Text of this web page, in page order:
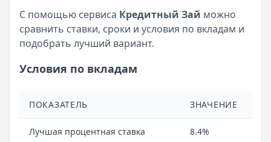
С помощью сервиса Кредитный Зай можно
сравнить ставки, сроки и условия по вкладам и
подобрать лучший вариант.
Условия по вкладам
ПОКАЗАТЕЛЬ ЗНАЧЕНИЕ
Лучшая процентная ставка 8.4%